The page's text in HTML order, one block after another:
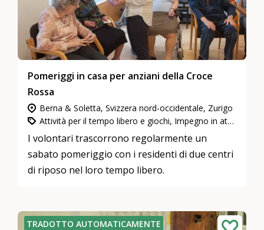
Pomeriggi in casa per anziani della Croce
Rossa
Berna & Soletta, Svizzera nord-occidentale, Zurigo
Attività per il tempo libero e giochi, Impegno in attività di utilità pubblica, Incontro delle generazioni nell’accudimento
I volontari trascorrono regolarmente un
sabato pomeriggio con i residenti di due centri
di riposo nel loro tempo libero.
TRADOTTO AUTOMATICAMENTE